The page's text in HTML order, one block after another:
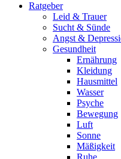
Ratgeber
Leid & Trauer
Sucht & Sünde
Angst &
Gesundheit
Ernährung
Kleidung
Hausmittel
Wasser
Psyche
Bewegung
Luft
Sonne
Mäßigkeit
Ruhe